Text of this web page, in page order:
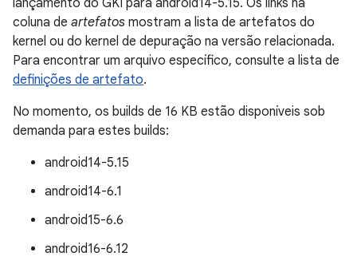
lançamento do GKI para android14-5.15. Os links na
coluna de artefatos mostram a lista de artefatos do
kernel ou do kernel de depuração na versão relacionada.
Para encontrar um arquivo específico, consulte a lista de
definições de artefato.
No momento, os builds de 16 KB estão disponíveis sob
demanda para estes builds:
android14-5.15
android14-6.1
android15-6.6
android16-6.12